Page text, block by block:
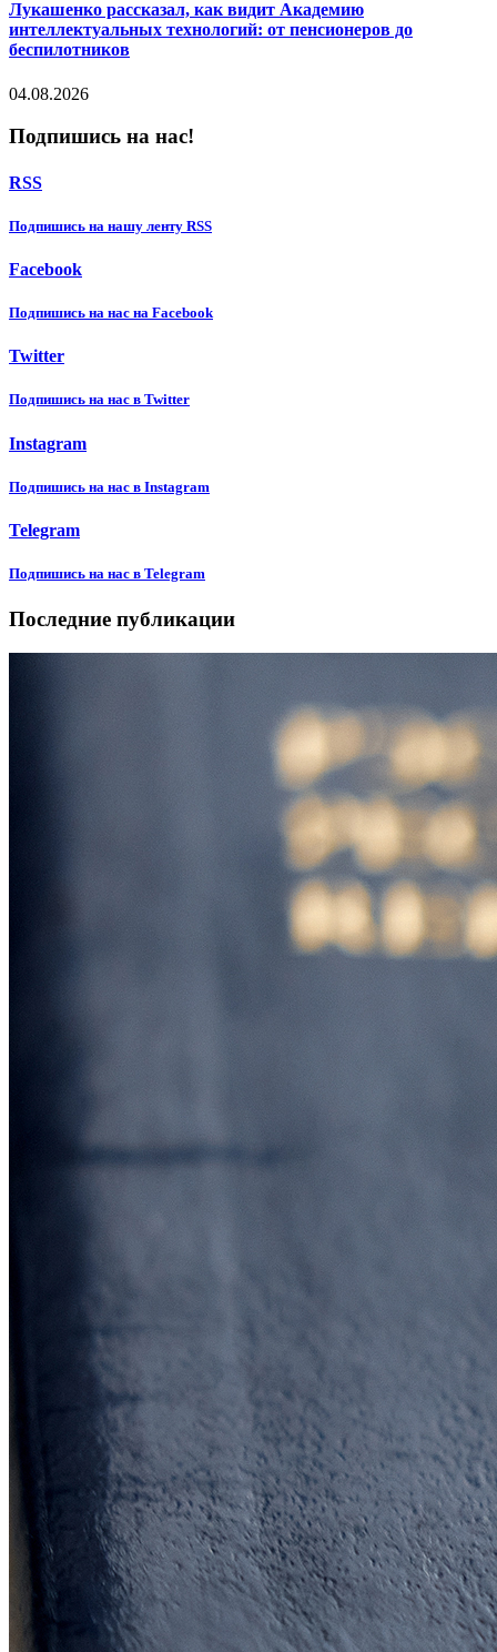
Лукашенко рассказал, как видит Академию
интеллектуальных технологий: от пенсионеров до
беспилотников
04.08.2026
Подпишись на нас!
RSS
Подпишиcь на нашу ленту RSS
Facebook
Подпишиcь на нас на Facebook
Twitter
Подпишиcь на нас в Twitter
Instagram
Подпишиcь на нас в Instagram
Telegram
Подпишиcь на нас в Telegram
Последние публикации